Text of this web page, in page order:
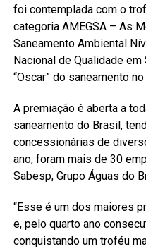
foi contemplada com o
categoria AMEGSA – As
Saneamento Ambiental
Nacional de Qualidade
“Oscar” do saneamento
A premiação é aberta a
saneamento do Brasil,
concessionárias de
ano, foram mais de 30
Sabesp, Grupo Águas do
“Esse é um dos maiores
e, pelo quarto ano
conquistando um troféu